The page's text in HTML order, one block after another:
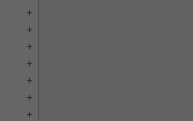
add
add
add
add
add
add
add